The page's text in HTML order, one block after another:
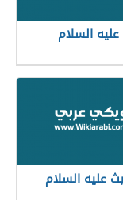
عليه السلام
عليه السلام